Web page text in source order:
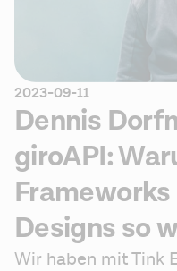
2023-09-11
Dennis
giroAPI:
Designs so
Wir haben mit Tink